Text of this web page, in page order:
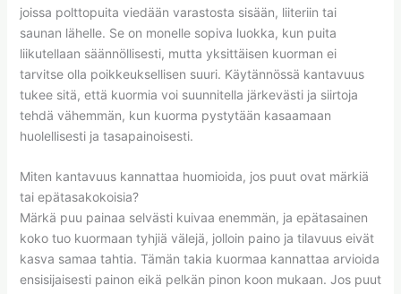
joissa polttopuita viedään varastosta sisään, liiteriin tai
saunan lähelle. Se on monelle sopiva luokka, kun puita
liikutellaan säännöllisesti, mutta yksittäisen kuorman ei
tarvitse olla poikkeuksellisen suuri. Käytännössä kantavuus
tukee sitä, että kuormia voi suunnitella järkevästi ja siirtoja
tehdä vähemmän, kun kuorma pystytään kasaamaan
huolellisesti ja tasapainoisesti.
Miten kantavuus kannattaa huomioida, jos puut ovat märkiä
tai epätasakokoisia?
Märkä puu painaa selvästi kuivaa enemmän, ja epätasainen
koko tuo kuormaan tyhjiä välejä, jolloin paino ja tilavuus eivät
kasva samaa tahtia. Tämän takia kuormaa kannattaa arvioida
ensisijaisesti painon eikä pelkän pinon koon mukaan. Jos puut